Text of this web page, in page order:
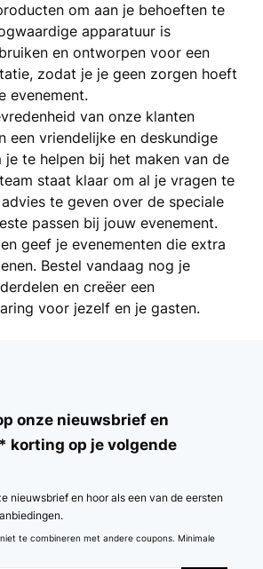
om aan je behoeften te
apparatuur is
en ontworpen voor een
zodat je je geen zorgen hoeft
evenement.
van onze klanten
een vriendelijke en deskundige
je te helpen bij het maken van de
staat klaar om al je vragen te
te geven over de speciale
passen bij jouw evenement.
geef je evenementen die extra
Bestel vandaag nog je
en creëer een
voor jezelf en je gasten.
onze nieuwsbrief en
korting op je volgende
nieuwsbrief en hoor als een van de eersten
te combineren met andere coupons. Minimale